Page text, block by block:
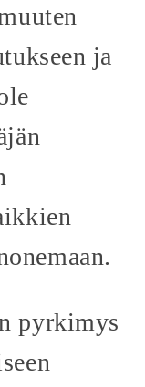
ja
pyrkimys